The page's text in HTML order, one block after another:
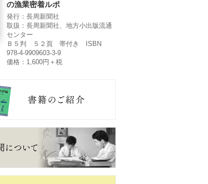
の漁業密着ルポ
発行：長周新聞社
取扱：長周新聞社、地方小出版流通
センター
Ｂ５判 ５２頁 帯付き ISBN
978-4-9909603-3-9
価格：1,600円＋税